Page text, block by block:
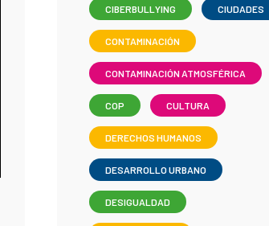
CIBERBULLYING CIUDADES
CONTAMINACIÓN
CONTAMINACIÓN ATMOSFÉRICA
COP CULTURA
DERECHOS HUMANOS
DESARROLLO URBANO
DESIGUALDAD